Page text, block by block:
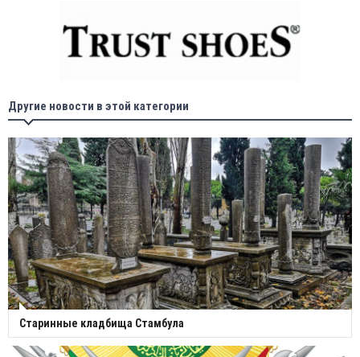
Другие новости в этой категории
Старинные кладбища Стамбула